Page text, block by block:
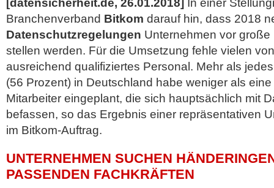
[datensicherheit.de, 26.01.2018] In einer
Branchenverband Bitkom darauf hin, dass 2018
Datenschutzregelungen Unternehmen vor
stellen werden. Für die Umsetzung fehle vielen
ausreichend qualifiziertes Personal. Mehr als
(56 Prozent) in Deutschland habe weniger als
Mitarbeiter eingeplant, die sich hauptsächlich mit
befassen, so das Ergebnis einer repräsentativen
im Bitkom-Auftrag.
UNTERNEHMEN SUCHEN
PASSENDEN FACHKRÄFTEN